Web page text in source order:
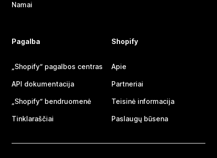
Namai
Pagalba
„Shopify“ pagalbos centras
API dokumentacija
„Shopify“ bendruomenė
Tinklaraščiai
Shopify
Apie
Partneriai
Teisinė informacija
Paslaugų būsena